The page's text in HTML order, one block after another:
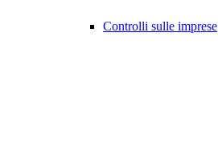
Controlli sulle imprese